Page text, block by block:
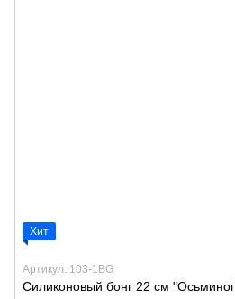
Хит
Артикул: 103-1BG
Силиконовый бонг 22 см